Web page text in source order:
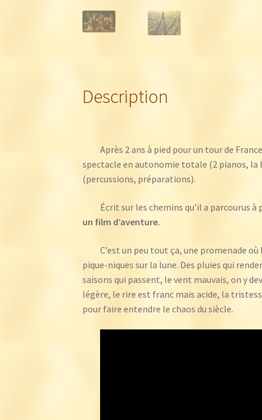
Description
Après 2 ans à pied pour un tour de
spectacle en autonomie totale (2 pianos, la
(percussions, préparations).
Écrit sur les chemins qu’il a parcourus
un film d’aventure.
C’est un peu tout ça, une promenade
pique-niques sur la lune. Des pluies qui
saisons qui passent, le vent mauvais, on y
légère, le rire est franc mais acide, la
pour faire entendre le chaos du siècle.